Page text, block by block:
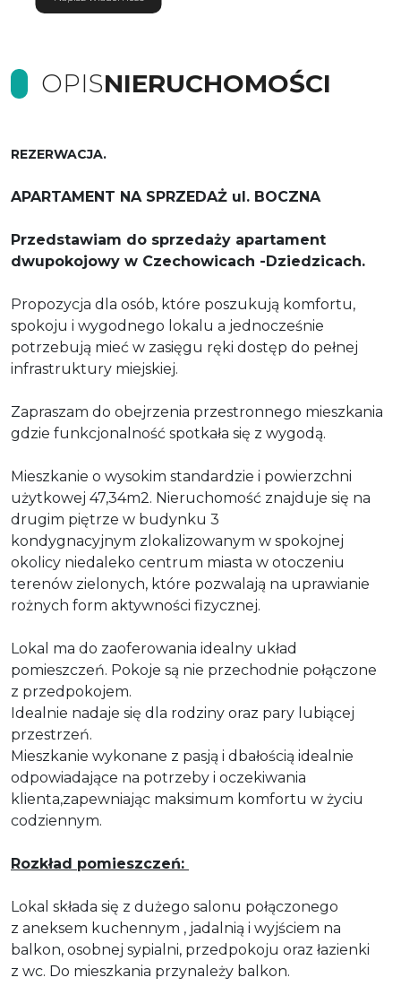
OPISNIERUCHOMOŚCI
REZERWACJA.
APARTAMENT NA SPRZEDAŻ ul. BOCZNA
Przedstawiam do sprzedaży apartament
dwupokojowy w Czechowicach -Dziedzicach.
Propozycja dla osób, które poszukują komfortu,
spokoju i wygodnego lokalu a jednocześnie
potrzebują mieć w zasięgu ręki dostęp do pełnej
infrastruktury miejskiej.
Zapraszam do obejrzenia przestronnego mieszkania
gdzie funkcjonalność spotkała się z wygodą.
Mieszkanie o wysokim standardzie i powierzchni
użytkowej 47,34m2. Nieruchomość znajduje się na
drugim piętrze w budynku 3
kondygnacyjnym zlokalizowanym w spokojnej
okolicy niedaleko centrum miasta w otoczeniu
terenów zielonych, które pozwalają na uprawianie
rożnych form aktywności fizycznej.
Lokal ma do zaoferowania idealny układ
pomieszczeń. Pokoje są nie przechodnie połączone
z przedpokojem.
Idealnie nadaje się dla rodziny oraz pary lubiącej
przestrzeń.
Mieszkanie wykonane z pasją i dbałością idealnie
odpowiadające na potrzeby i oczekiwania
klienta,zapewniając maksimum komfortu w życiu
codziennym.
Rozkład pomieszczeń:
Lokal składa się z dużego salonu połączonego
z aneksem kuchennym , jadalnią i wyjściem na
balkon, osobnej sypialni, przedpokoju oraz łazienki
z wc. Do mieszkania przynależy balkon.